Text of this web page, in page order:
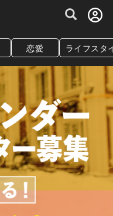
プレミアムレストラン予約
恋愛 ライフスタ